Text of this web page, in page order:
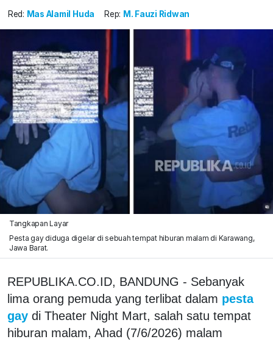
Red: Mas Alamil Huda Rep: M. Fauzi Ridwan
Tangkapan Layar
Pesta gay diduga digelar di sebuah tempat hiburan malam di Karawang,
Jawa Barat.
REPUBLIKA.CO.ID, BANDUNG - Sebanyak
lima orang pemuda yang terlibat dalam pesta
gay di Theater Night Mart, salah satu tempat
hiburan malam, Ahad (7/6/2026) malam